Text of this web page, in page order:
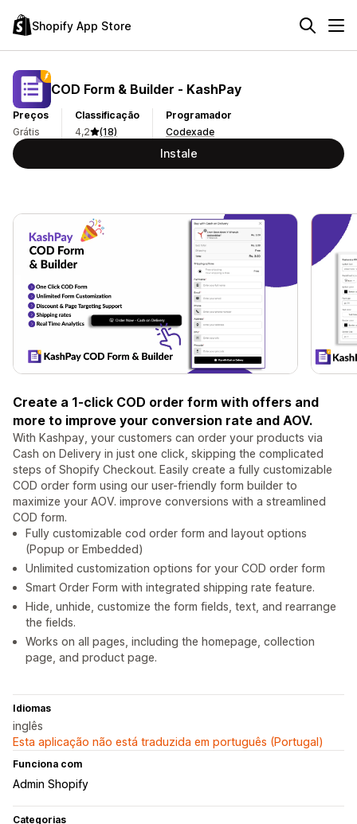
Shopify App Store
COD Form & Builder ‑ KashPay
Preços
Grátis
Classificação
4,2
(18)
Programador
Codexade
Instale
Create a 1-click COD order form with offers and
more to improve your conversion rate and AOV.
With Kashpay, your customers can order your products via
Cash on Delivery in just one click, skipping the complicated
steps of Shopify Checkout. Easily create a fully customizable
COD order form using our user-friendly form builder to
maximize your AOV. improve conversions with a streamlined
COD form.
Fully customizable cod order form and layout options
(Popup or Embedded)
Unlimited customization options for your COD order form
Smart Order Form with integrated shipping rate feature.
Hide, unhide, customize the form fields, text, and rearrange
the fields.
Works on all pages, including the homepage, collection
page, and product page.
Idiomas
inglês
Esta aplicação não está traduzida em português (Portugal)
Funciona com
Admin Shopify
Categorias